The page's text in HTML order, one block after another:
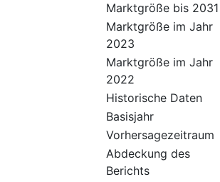
Marktgröße bis 2031
Marktgröße im Jahr
2023
Marktgröße im Jahr
2022
Historische Daten
Basisjahr
Vorhersagezeitraum
Abdeckung des
Berichts